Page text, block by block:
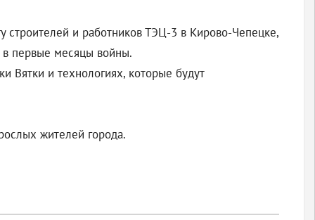
строителей и работников ТЭЦ-3 в Кирово-Чепецке,
в первые месяцы войны.
Вятки и технологиях, которые будут
жителей города.